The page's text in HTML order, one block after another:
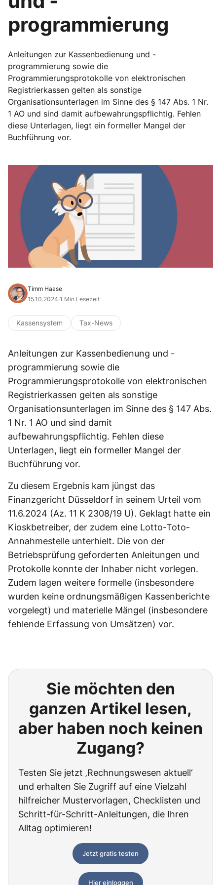
programmierung
Anleitungen zur Kassenbedienung und -
programmierung sowie die
Programmierungsprotokolle von elektronischen
Registrierkassen gelten als sonstige
Organisationsunterlagen im Sinne des § 147 Abs. 1 Nr.
1 AO und sind damit aufbewahrungspflichtig. Fehlen
diese Unterlagen, liegt ein formeller Mangel der
Buchführung vor.
Timm Haase
15.10.2024·1 Min Lesezeit
Kassensystem Tax-News
Anleitungen zur Kassenbedienung und -
programmierung sowie die
Programmierungsprotokolle von elektronischen
Registrierkassen gelten als sonstige
Organisationsunterlagen im Sinne des § 147 Abs.
1 Nr. 1 AO und sind damit
aufbewahrungspflichtig. Fehlen diese
Unterlagen, liegt ein formeller Mangel der
Buchführung vor.
Zu diesem Ergebnis kam jüngst das
Finanzgericht Düsseldorf in seinem Urteil vom
11.6.2024 (Az. 11 K 2308/19 U). Geklagt hatte ein
Kioskbetreiber, der zudem eine Lotto-Toto-
Annahmestelle unterhielt. Die von der
Betriebsprüfung geforderten Anleitungen und
Protokolle konnte der Inhaber nicht vorlegen.
Zudem lagen weitere formelle (insbesondere
wurden keine ordnungsmäßigen Kassenberichte
vorgelegt) und materielle Mängel (insbesondere
fehlende Erfassung von Umsätzen) vor.
Sie möchten den
ganzen Artikel lesen,
aber haben noch keinen
Zugang?
Testen Sie jetzt ‚Rechnungswesen aktuell‘
und erhalten Sie Zugriff auf eine Vielzahl
hilfreicher Mustervorlagen, Checklisten und
Schritt-für-Schritt-Anleitungen, die Ihren
Alltag optimieren!
Jetzt gratis testen
Hier einloggen